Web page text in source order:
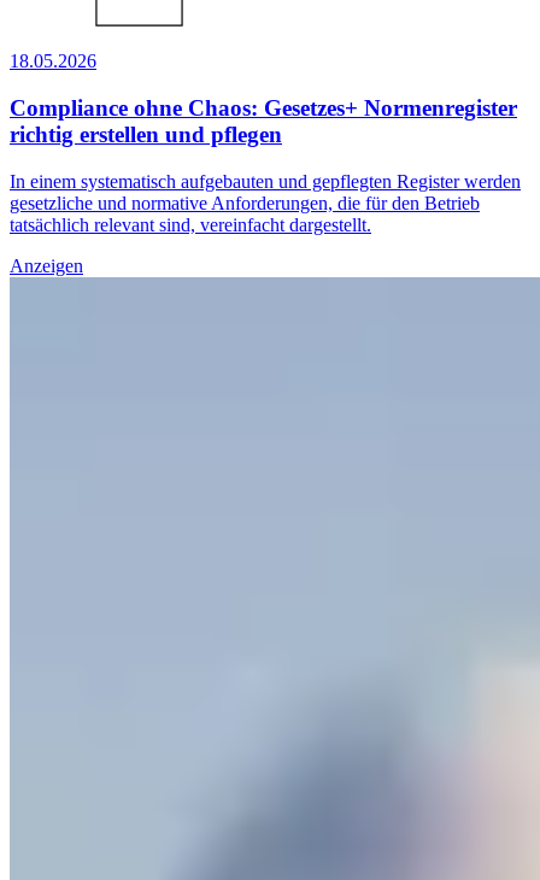
18.05.2026
Compliance ohne Chaos: Gesetzes+ Normenregister
richtig erstellen und pflegen
In einem systematisch aufgebauten und gepflegten Register werden
gesetzliche und normative Anforderungen, die für den Betrieb
tatsächlich relevant sind, vereinfacht dargestellt.
Anzeigen